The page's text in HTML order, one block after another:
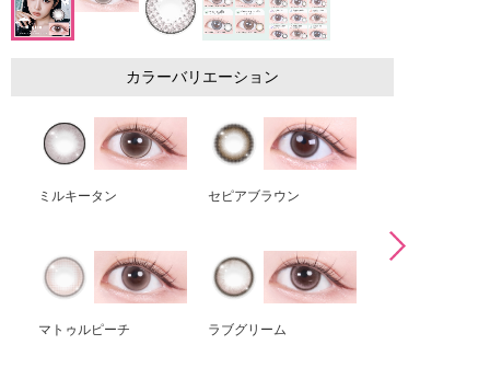
カラーバリエーション
ミルキータン セピアブラウン
マトゥルピーチ ラブグリーム